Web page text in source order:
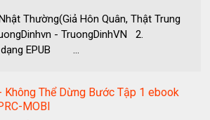
Thường(Giả Hôn Quân, Thật Trung
- TruongDinhVN 2.
dạng EPUB ...
Không Thể Dừng Bước Tập 1 ebook
MOBI